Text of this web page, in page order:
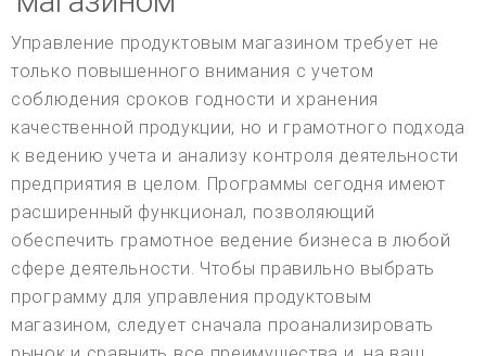
Управление продуктовым магазином требует не
только повышенного внимания с учетом
соблюдения сроков годности и хранения
качественной продукции, но и грамотного подхода
к ведению учета и анализу контроля деятельности
предприятия в целом. Программы сегодня имеют
расширенный функционал, позволяющий
обеспечить грамотное ведение бизнеса в любой
сфере деятельности. Чтобы правильно выбрать
программу для управления продуктовым
магазином, следует сначала проанализировать